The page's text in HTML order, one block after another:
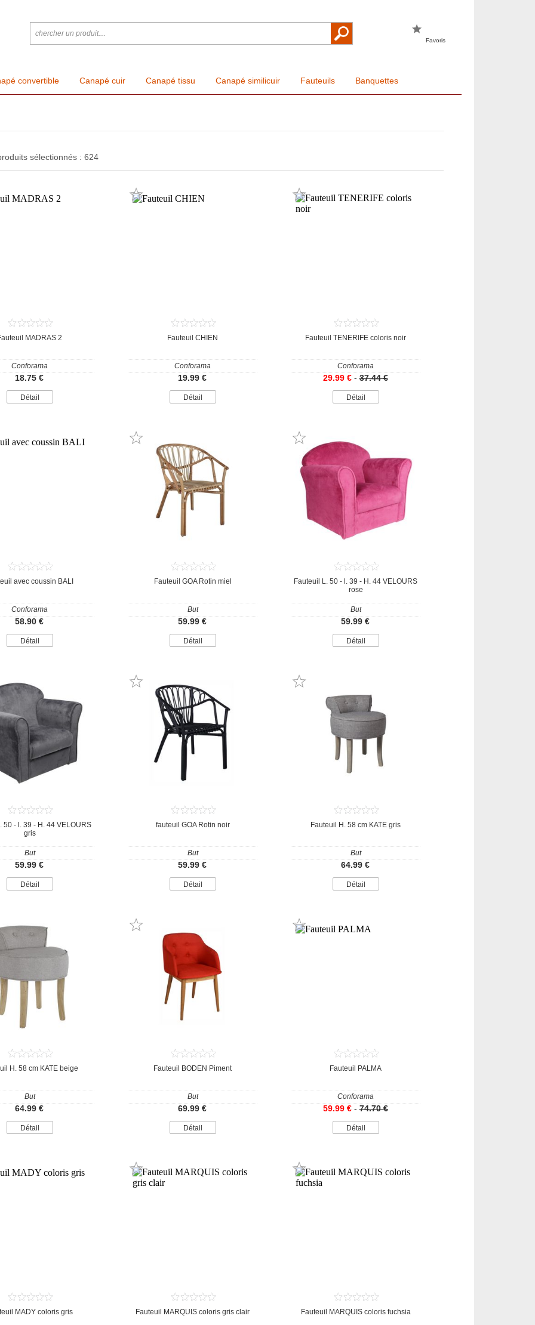
Favoris
convertible Canapé cuir Canapé tissu Canapé similicuir Fauteuils Banquettes
sélectionnés : 624
MADRAS 2
Conforama
18.75 €
Détail
Fauteuil CHIEN
Conforama
19.99 €
Détail
Fauteuil TENERIFE coloris noir
Conforama
29.99 €-37.44 €
Détail
avec coussin BALI
Conforama
58.90 €
Détail
Fauteuil GOA Rotin miel
But
59.99 €
Détail
Fauteuil L. 50 - l. 39 - H. 44 VELOURS
rose
But
59.99 €
Détail
50 - l. 39 - H. 44 VELOURS
gris
But
59.99 €
Détail
fauteuil GOA Rotin noir
But
59.99 €
Détail
Fauteuil H. 58 cm KATE gris
But
64.99 €
Détail
H. 58 cm KATE beige
But
64.99 €
Détail
Fauteuil BODEN Piment
But
69.99 €
Détail
Fauteuil PALMA
Conforama
59.99 €-74.70 €
Détail
MADY coloris gris Fauteuil MARQUIS coloris gris clair Fauteuil MARQUIS coloris fuchsia